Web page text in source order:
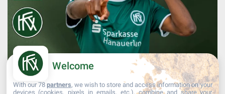
Welcome
With our 78 partners, we wish to store and access information on your
devices (cookies, pixels in emails, etc.), combine and share your